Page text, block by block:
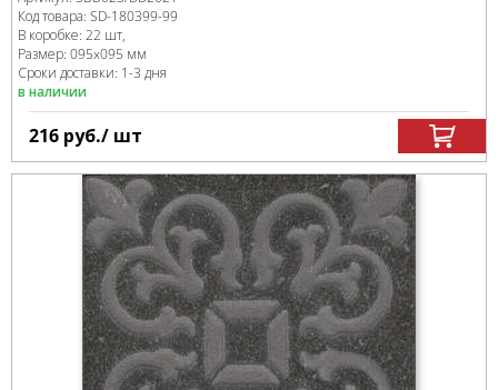
Код товара: SD-180399-99
В коробке: 22 шт,
Размер: 095x095 мм
Сроки доставки: 1-3 дня
в наличии
216 руб./ шт